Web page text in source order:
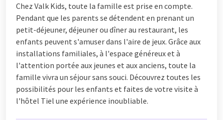
Chez Valk Kids, toute la famille est prise en compte.
Pendant que les parents se détendent en prenant un
petit-déjeuner, déjeuner ou dîner au restaurant, les
enfants peuvent s'amuser dans l'aire de jeux. Grâce aux
installations familiales, à l'espace généreux et à
l'attention portée aux jeunes et aux anciens, toute la
famille vivra un séjour sans souci. Découvrez toutes les
possibilités pour les enfants et faites de votre visite à
l'hôtel Tiel une expérience inoubliable.